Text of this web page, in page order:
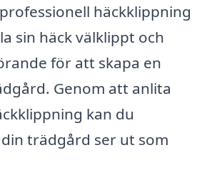
häckklippning
sin häck välklippt och
för att skapa en
Genom att anlita
kan du
trädgård ser ut som